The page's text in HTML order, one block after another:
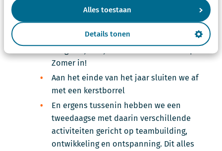
Alles toestaan
Details tonen
vrijdagmiddagborrel XL
1 keer per kwartaal hebben we een
personeelsactiviteit
Zomer in!
Aan het einde van het jaar sluiten we af
met een kerstborrel
En ergens tussenin hebben we een
tweedaagse met daarin verschillende
activiteiten gericht op teambuilding,
ontwikkeling en ontspanning. Dit alles